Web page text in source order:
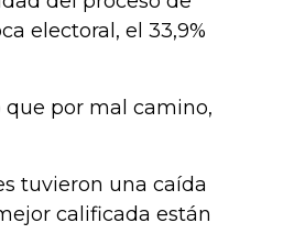
electoral, el 33,9%
que por mal camino,
tuvieron una caída
calificada están